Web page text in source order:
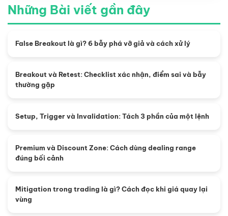
Những Bài viết gần đây
False Breakout là gì? 6 bẫy phá vỡ giả và cách xử lý
Breakout và Retest: Checklist xác nhận, điểm sai và bẫy
thường gặp
Setup, Trigger và Invalidation: Tách 3 phần của một lệnh
Premium và Discount Zone: Cách dùng dealing range
đúng bối cảnh
Mitigation trong trading là gì? Cách đọc khi giá quay lại
vùng